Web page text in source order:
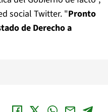
social Twitter. "Pronto
de Derecho a